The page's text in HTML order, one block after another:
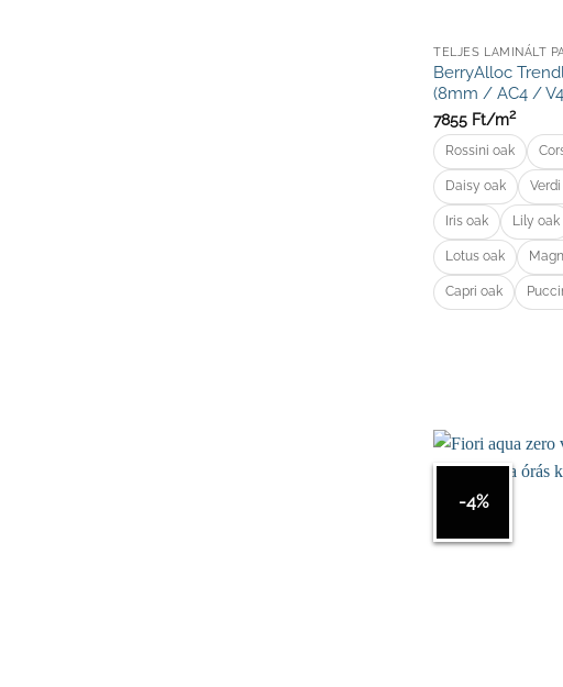
TELJES LAMINÁLT
BerryAlloc
(8mm / AC4 /
7855 Ft/m2
Rossini oak
Daisy oak
Iris oak Lily oak
Lotus oak
Capri oak
-4%